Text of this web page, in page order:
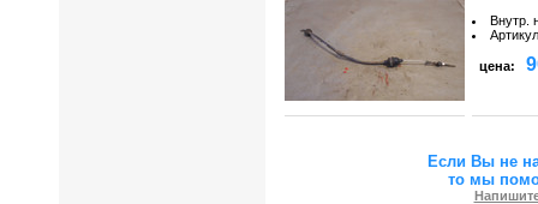
Внутр.
Артикул
цена:
Если Вы не
то мы